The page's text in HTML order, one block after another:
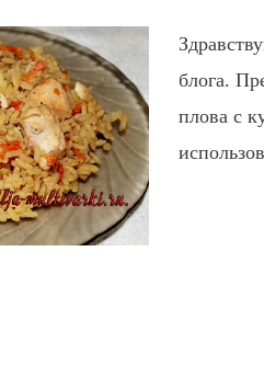
блога.
плова с